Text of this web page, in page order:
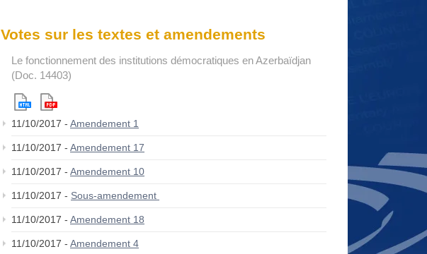
Votes sur les textes et amendements
Le fonctionnement des institutions démocratiques en Azerbaïdjan
(Doc. 14403)
11/10/2017 - Amendement 1
11/10/2017 - Amendement 17
11/10/2017 - Amendement 10
11/10/2017 - Sous-amendement
11/10/2017 - Amendement 18
11/10/2017 - Amendement 4